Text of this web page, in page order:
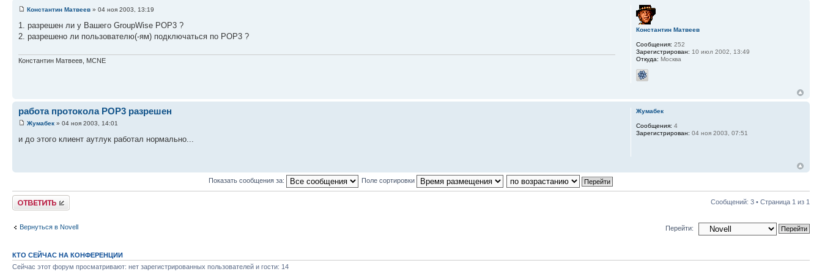
Константин Матвеев » 04 ноя 2003, 13:19
1. разрешен ли у Вашего GroupWise POP3 ?
2. разрешено ли пользователю(-ям) подключаться по POP3 ?
Константин Матвеев, MCNE
Константин Матвеев
Сообщения: 252
Зарегистрирован: 10 июл 2002, 13:49
Откуда: Москва
работа протокола POP3 разрешен
Жумабек » 04 ноя 2003, 14:01
и до этого клиент аутлук работал нормально...
Жумабек
Сообщения: 4
Зарегистрирован: 04 ноя 2003, 07:51
Показать сообщения за: Поле сортировки
Ответить Сообщений: 3 • Страница 1 из 1
Вернуться в Novell Перейти:
КТО СЕЙЧАС НА КОНФЕРЕНЦИИ
Сейчас этот форум просматривают: нет зарегистрированных пользователей и гости: 14